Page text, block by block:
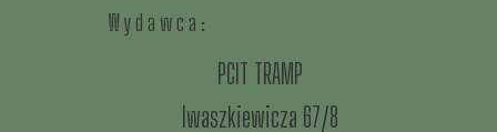
W y d a w c a :
PCIT TRAMP
Iwaszkiewicza 67/8